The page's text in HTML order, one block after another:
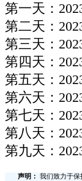
第一天：
第二天：
第三天：
第四天：
第五天：
第六天：
第七天：
第八天：
第九天：
声明：
我们致力于